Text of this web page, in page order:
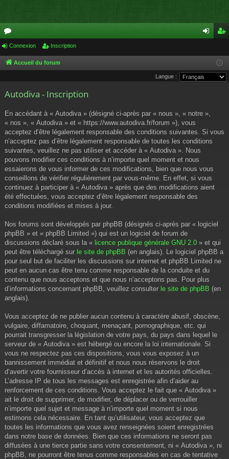
or
u
s
cri
pti
Connexion Inscription
Accueil du forum
Langue :
Autodiva - Inscription
En accédant à « Autodiva » (désigné ci-après par « nous », « notre »,
« nos », « Autodiva » et « https://www.autodiva.fr/forum »), vous
acceptez d’être légalement responsable des conditions suivantes. Si vous
n’acceptez pas d’être légalement responsable de toutes les conditions
suivantes, veuillez ne pas utiliser et accéder à « Autodiva ». Nous
pouvons modifier ces conditions à n’importe quel moment et nous
essaierons de vous informer de ces modifications, bien que nous vous
conseillons de vérifier régulièrement par vous-même. En effet, si vous
continuez à participer à « Autodiva » après que des modifications aient
été effectuées, vous acceptez d’être légalement responsable des
conditions modifiées et mises à jour.
Nos forums sont développés par phpBB (désignés ci-après par « logiciel
phpBB » et « phpBB Limited ») qui est un logiciel de forum de
discussions déclaré sous la « licence publique générale GNU 2.0 » et qui
peut être téléchargé sur le site de phpBB (en anglais). Le logiciel phpBB a
pour seul but de faciliter les discussions sur internet et phpBB Limited ne
peut en aucun cas être tenu comme responsable de la conduite et du
contenu que nous acceptons et que nous n’acceptons pas. Pour plus
d’informations concernant phpBB, veuillez consulter le site de phpBB (en
anglais).
Vous acceptez de ne publier aucun contenu à caractère abusif, obscène,
vulgaire, diffamatoire, choquant, menaçant, pornographique, etc. qui
pourrait transgresser la législation de votre pays, du pays dans lequel le
serveur de « Autodiva » est hébergé ou encore la loi internationale. Si
vous ne respectez pas ces dispositions, vous vous exposez à un
bannissement immédiat et définitif et nous nous réservons le droit
d’avertir votre fournisseur d’accès à internet et les autorités officielles.
L’adresse IP de tous les messages est enregistrée afin d’aider au
renforcement de ces conditions. Vous acceptez le fait que « Autodiva »
ait le droit de supprimer, de modifier, de déplacer ou de verrouiller
n’importe quel sujet et message à n’importe quel moment si nous
estimons cela nécessaire. En tant qu’utilisateur, vous acceptez que
toutes les informations que vous avez renseignées soient enregistrées
dans notre base de données. Bien que ces informations ne seront pas
diffusées à une tierce partie sans votre consentement, ni « Autodiva », ni
phpBB, ne pourront être tenus comme responsables en cas de tentative